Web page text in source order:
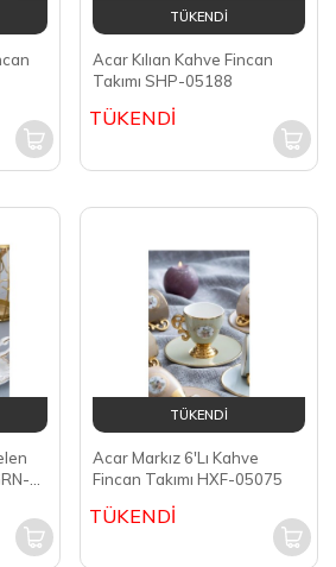
TÜKENDİ
Acar Kılıan Kahve Fincan
Takımı SHP-05188
TÜKENDİ
TÜKENDİ
Acar Markız 6'Lı Kahve
Fincan Takımı HXF-05075
TÜKENDİ